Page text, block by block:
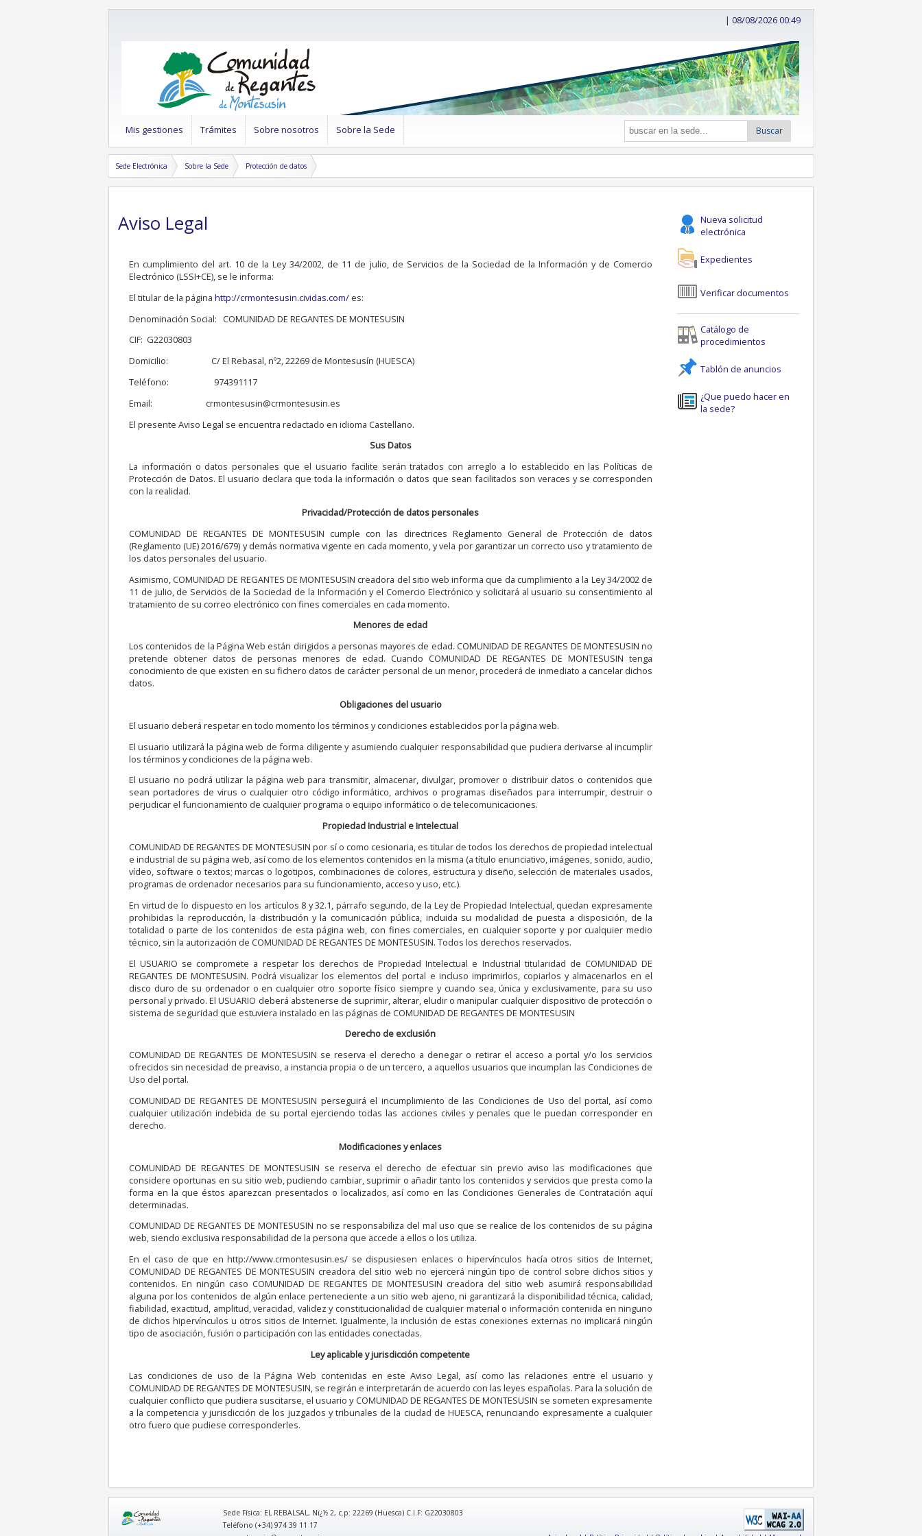
| 08/08/2026 00:49
Mis gestiones Trámites Sobre nosotros Sobre la Sede Buscar
Sede Electrónica Sobre la Sede Protección de datos
Aviso Legal
En cumplimiento del art. 10 de la Ley 34/2002, de 11 de julio, de Servicios de la Sociedad de la Información y de Comercio
Electrónico (LSSI+CE), se le informa:
El titular de la página http://crmontesusin.cividas.com/es:
Denominación Social: COMUNIDAD DE REGANTES DE MONTESUSIN
CIF: G22030803
Domicilio: C/ El Rebasal, nº2, 22269 de Montesusín (HUESCA)
Teléfono: 974391117
Email: crmontesusin@crmontesusin.es
El presente Aviso Legal se encuentra redactado en idioma Castellano.
Sus Datos
La información o datos personales que el usuario facilite serán tratados con arreglo a lo establecido en las Políticas de
Protección de Datos. El usuario declara que toda la información o datos que sean facilitados son veraces y se corresponden
con la realidad.
Privacidad/Protección de datos personales
COMUNIDAD DE REGANTES DE MONTESUSIN cumple con las directrices Reglamento General de Protección de datos
(Reglamento (UE) 2016/679) y demás normativa vigente en cada momento, y vela por garantizar un correcto uso y tratamiento de
los datos personales del usuario.
Asimismo, COMUNIDAD DE REGANTES DE MONTESUSIN creadora del sitio web informa que da cumplimiento a la Ley 34/2002 de
11 de julio, de Servicios de la Sociedad de la Información y el Comercio Electrónico y solicitará al usuario su consentimiento al
tratamiento de su correo electrónico con fines comerciales en cada momento.
Menores de edad
Los contenidos de la Página Web están dirigidos a personas mayores de edad. COMUNIDAD DE REGANTES DE MONTESUSIN no
pretende obtener datos de personas menores de edad. Cuando COMUNIDAD DE REGANTES DE MONTESUSIN tenga
conocimiento de que existen en su fichero datos de carácter personal de un menor, procederá de inmediato a cancelar dichos
datos.
Obligaciones del usuario
El usuario deberá respetar en todo momento los términos y condiciones establecidos por la página web.
El usuario utilizará la página web de forma diligente y asumiendo cualquier responsabilidad que pudiera derivarse al incumplir
los términos y condiciones de la página web.
El usuario no podrá utilizar la página web para transmitir, almacenar, divulgar, promover o distribuir datos o contenidos que
sean portadores de virus o cualquier otro código informático, archivos o programas diseñados para interrumpir, destruir o
perjudicar el funcionamiento de cualquier programa o equipo informático o de telecomunicaciones.
Propiedad Industrial e Intelectual
COMUNIDAD DE REGANTES DE MONTESUSIN por sí o como cesionaria, es titular de todos los derechos de propiedad intelectual
e industrial de su página web, así como de los elementos contenidos en la misma (a título enunciativo, imágenes, sonido, audio,
vídeo, software o textos; marcas o logotipos, combinaciones de colores, estructura y diseño, selección de materiales usados,
programas de ordenador necesarios para su funcionamiento, acceso y uso, etc.).
En virtud de lo dispuesto en los artículos 8 y 32.1, párrafo segundo, de la Ley de Propiedad Intelectual, quedan expresamente
prohibidas la reproducción, la distribución y la comunicación pública, incluida su modalidad de puesta a disposición, de la
totalidad o parte de los contenidos de esta página web, con fines comerciales, en cualquier soporte y por cualquier medio
técnico, sin la autorización de COMUNIDAD DE REGANTES DE MONTESUSIN. Todos los derechos reservados.
El USUARIO se compromete a respetar los derechos de Propiedad Intelectual e Industrial titularidad de COMUNIDAD DE
REGANTES DE MONTESUSIN. Podrá visualizar los elementos del portal e incluso imprimirlos, copiarlos y almacenarlos en el
disco duro de su ordenador o en cualquier otro soporte físico siempre y cuando sea, única y exclusivamente, para su uso
personal y privado. El USUARIO deberá abstenerse de suprimir, alterar, eludir o manipular cualquier dispositivo de protección o
sistema de seguridad que estuviera instalado en las páginas de COMUNIDAD DE REGANTES DE MONTESUSIN
Derecho de exclusión
COMUNIDAD DE REGANTES DE MONTESUSIN se reserva el derecho a denegar o retirar el acceso a portal y/o los servicios
ofrecidos sin necesidad de preaviso, a instancia propia o de un tercero, a aquellos usuarios que incumplan las Condiciones de
Uso del portal.
COMUNIDAD DE REGANTES DE MONTESUSIN perseguirá el incumplimiento de las Condiciones de Uso del portal, así como
cualquier utilización indebida de su portal ejerciendo todas las acciones civiles y penales que le puedan corresponder en
derecho.
Modificaciones y enlaces
COMUNIDAD DE REGANTES DE MONTESUSIN se reserva el derecho de efectuar sin previo aviso las modificaciones que
considere oportunas en su sitio web, pudiendo cambiar, suprimir o añadir tanto los contenidos y servicios que presta como la
forma en la que éstos aparezcan presentados o localizados, así como en las Condiciones Generales de Contratación aquí
determinadas.
COMUNIDAD DE REGANTES DE MONTESUSIN no se responsabiliza del mal uso que se realice de los contenidos de su página
web, siendo exclusiva responsabilidad de la persona que accede a ellos o los utiliza.
En el caso de que en http://www.crmontesusin.es/ se dispusiesen enlaces o hipervínculos hacía otros sitios de Internet,
COMUNIDAD DE REGANTES DE MONTESUSIN creadora del sitio web no ejercerá ningún tipo de control sobre dichos sitios y
contenidos. En ningún caso COMUNIDAD DE REGANTES DE MONTESUSIN creadora del sitio web asumirá responsabilidad
alguna por los contenidos de algún enlace perteneciente a un sitio web ajeno, ni garantizará la disponibilidad técnica, calidad,
fiabilidad, exactitud, amplitud, veracidad, validez y constitucionalidad de cualquier material o información contenida en ninguno
de dichos hipervínculos u otros sitios de Internet. Igualmente, la inclusión de estas conexiones externas no implicará ningún
tipo de asociación, fusión o participación con las entidades conectadas.
Ley aplicable y jurisdicción competente
Las condiciones de uso de la Página Web contenidas en este Aviso Legal, así como las relaciones entre el usuario y
COMUNIDAD DE REGANTES DE MONTESUSIN, se regirán e interpretarán de acuerdo con las leyes españolas. Para la solución de
cualquier conflicto que pudiera suscitarse, el usuario y COMUNIDAD DE REGANTES DE MONTESUSIN se someten expresamente
a la competencia y jurisdicción de los juzgados y tribunales de la ciudad de HUESCA, renunciando expresamente a cualquier
otro fuero que pudiese corresponderles.
Nueva solicitud
electrónica
Expedientes
Verificar documentos
Catálogo de
procedimientos
Tablón de anuncios
¿Que puedo hacer en
la sede?
logo
Sede Física: EL REBALSAL, Nï¿½ 2, c.p: 22269 (Huesca) C.I.F: G22030803
Teléfono (+34) 974 39 11 17